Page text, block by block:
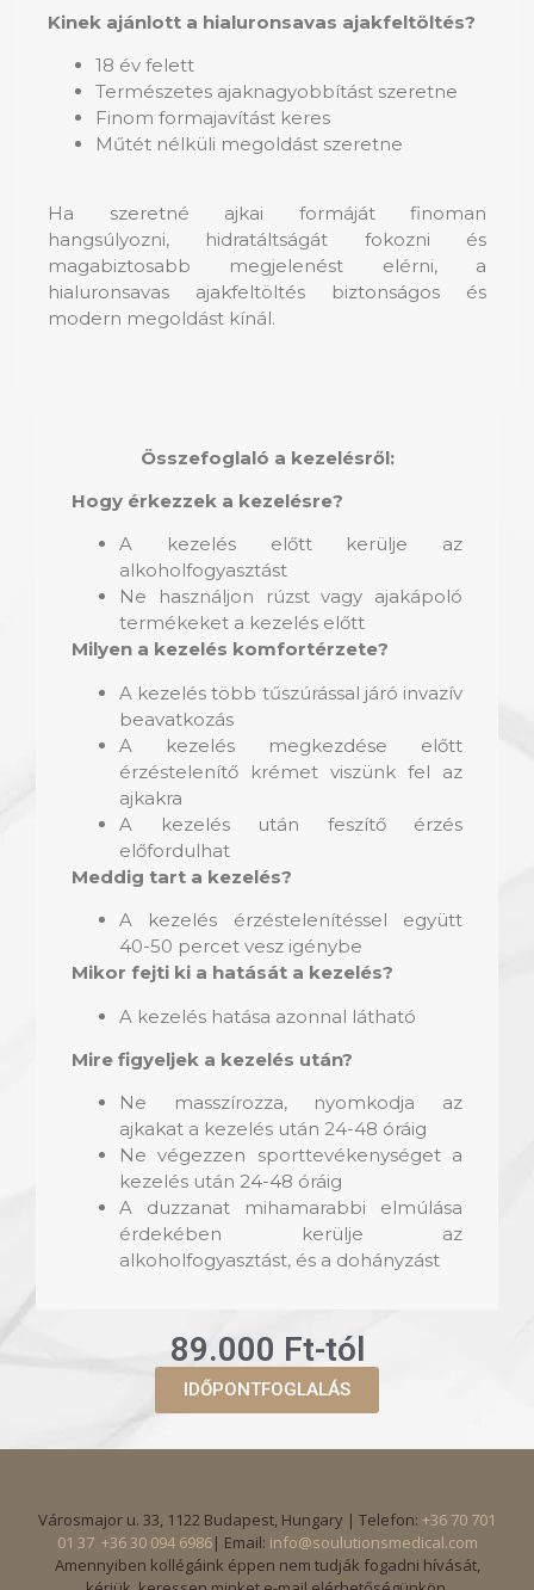
Kinek ajánlott a hialuronsavas ajakfeltöltés?
18 év felett
Természetes ajaknagyobbítást szeretne
Finom formajavítást keres
Műtét nélküli megoldást szeretne
Ha szeretné ajkai formáját finoman
hangsúlyozni, hidratáltságát fokozni és
magabiztosabb megjelenést elérni, a
hialuronsavas ajakfeltöltés biztonságos és
modern megoldást kínál.
Összefoglaló a kezelésről:
Hogy érkezzek a kezelésre?
A kezelés előtt kerülje az
alkoholfogyasztást
Ne használjon rúzst vagy ajakápoló
termékeket a kezelés előtt
Milyen a kezelés komfortérzete?
A kezelés több tűszúrással járó invazív
beavatkozás
A kezelés megkezdése előtt
érzéstelenítő krémet viszünk fel az
ajkakra
A kezelés után feszítő érzés
előfordulhat
Meddig tart a kezelés?
A kezelés érzéstelenítéssel együtt
40-50 percet vesz igénybe
Mikor fejti ki a hatását a kezelés?
A kezelés hatása azonnal látható
Mire figyeljek a kezelés után?
Ne masszírozza, nyomkodja az
ajkakat a kezelés után 24-48 óráig
Ne végezzen sporttevékenységet a
kezelés után 24-48 óráig
A duzzanat mihamarabbi elmúlása
érdekében kerülje az
alkoholfogyasztást, és a dohányzást
89.000 Ft-tól
IDŐPONTFOGLALÁS
Városmajor u. 33, 1122 Budapest, Hungary | Telefon: +36 70 701
01 37 +36 30 094 6986| Email: info@soulutionsmedical.com
Amennyiben kollégáink éppen nem tudják fogadni hívását,